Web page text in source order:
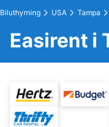
Biluthyrning USA Tampa
Easirent i